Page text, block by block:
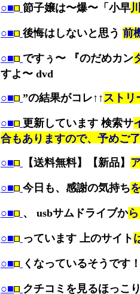
○■ 節子嬢は〜爆〜「小早
○■ 後悔はしないと思う 前
○■ ですぅ〜 『のだめカン
すよ〜 dvd
○■ ”の結果がコレ↑↑ストリ
○■ 更新しています 検索サ
合もありますので、予めご
○■ 【送料無料】【新品】
○■ 今日も、感謝の気持ち
○■ 、 usbサムドライブか
○■ っています 上のサイト
○■ くなっているそうです！
○■ クチコミを見るほっこり